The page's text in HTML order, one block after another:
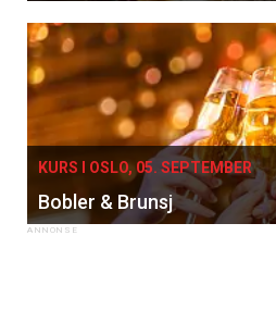
KURS I OSLO, 05. SEPTEMBER
Bobler & Brunsj